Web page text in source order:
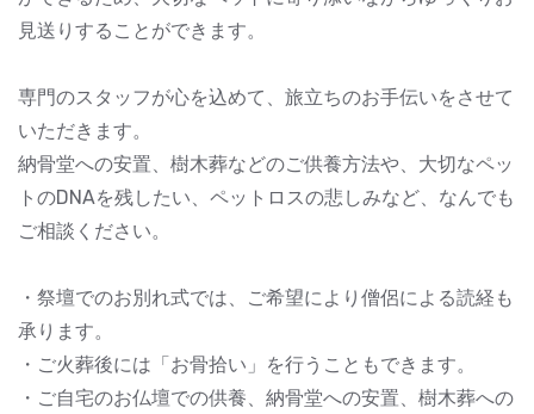
見送りすることができます。
専門のスタッフが心を込めて、旅立ちのお手伝いをさせて
いただきます。
納骨堂への安置、樹木葬などのご供養方法や、大切なペッ
トのDNAを残したい、ペットロスの悲しみなど、なんでも
ご相談ください。
・祭壇でのお別れ式では、ご希望により僧侶による読経も
承ります。
・ご火葬後には「お骨拾い」を行うこともできます。
・ご自宅のお仏壇での供養、納骨堂への安置、樹木葬への